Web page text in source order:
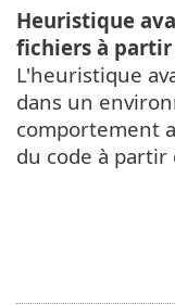
Heuristique
fichiers à
L'heuristique
dans un
comportement
du code à